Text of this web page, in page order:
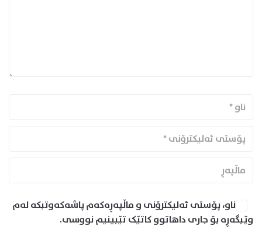
ناو، پۆستی ئەلیکترۆنی و ماڵپەڕەکەم پاشەکەوتبکە لەم
وێبگەڕە بۆ جاری داهاتوو کاتێک تێبینیم نووسی.